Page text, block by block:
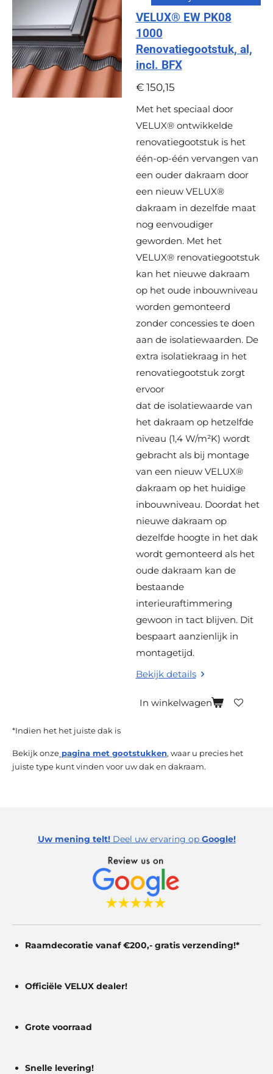
VELUX® EW PK08
1000
Renovatiegootstuk, al,
incl. BFX
€ 150,15
Met het speciaal door
VELUX® ontwikkelde
renovatiegootstuk is het
één-op-één vervangen van
een ouder dakraam door
een nieuw VELUX®
dakraam in dezelfde maat
nog eenvoudiger
geworden. Met het
VELUX® renovatiegootstuk
kan het nieuwe dakraam
op het oude inbouwniveau
worden gemonteerd
zonder concessies te doen
aan de isolatiewaarden. De
extra isolatiekraag in het
renovatiegootstuk zorgt
ervoor
dat de isolatiewaarde van
het dakraam op hetzelfde
niveau (1,4 W/m²K) wordt
gebracht als bij montage
van een nieuw VELUX®
dakraam op het huidige
inbouwniveau. Doordat het
nieuwe dakraam op
dezelfde hoogte in het dak
wordt gemonteerd als het
oude dakraam kan de
bestaande
interieuraftimmering
gewoon in tact blijven. Dit
bespaart aanzienlijk in
montagetijd.
Bekijk details
In winkelwagen
*Indien het het juiste dak is
Bekijk onze pagina met gootstukken, waar u precies het
juiste type kunt vinden voor uw dak en dakraam.
Uw mening telt! Deel uw ervaring op Google!
Raamdecoratie vanaf €200,- gratis verzending!*
Officiële VELUX dealer!
Grote voorraad
Snelle levering!